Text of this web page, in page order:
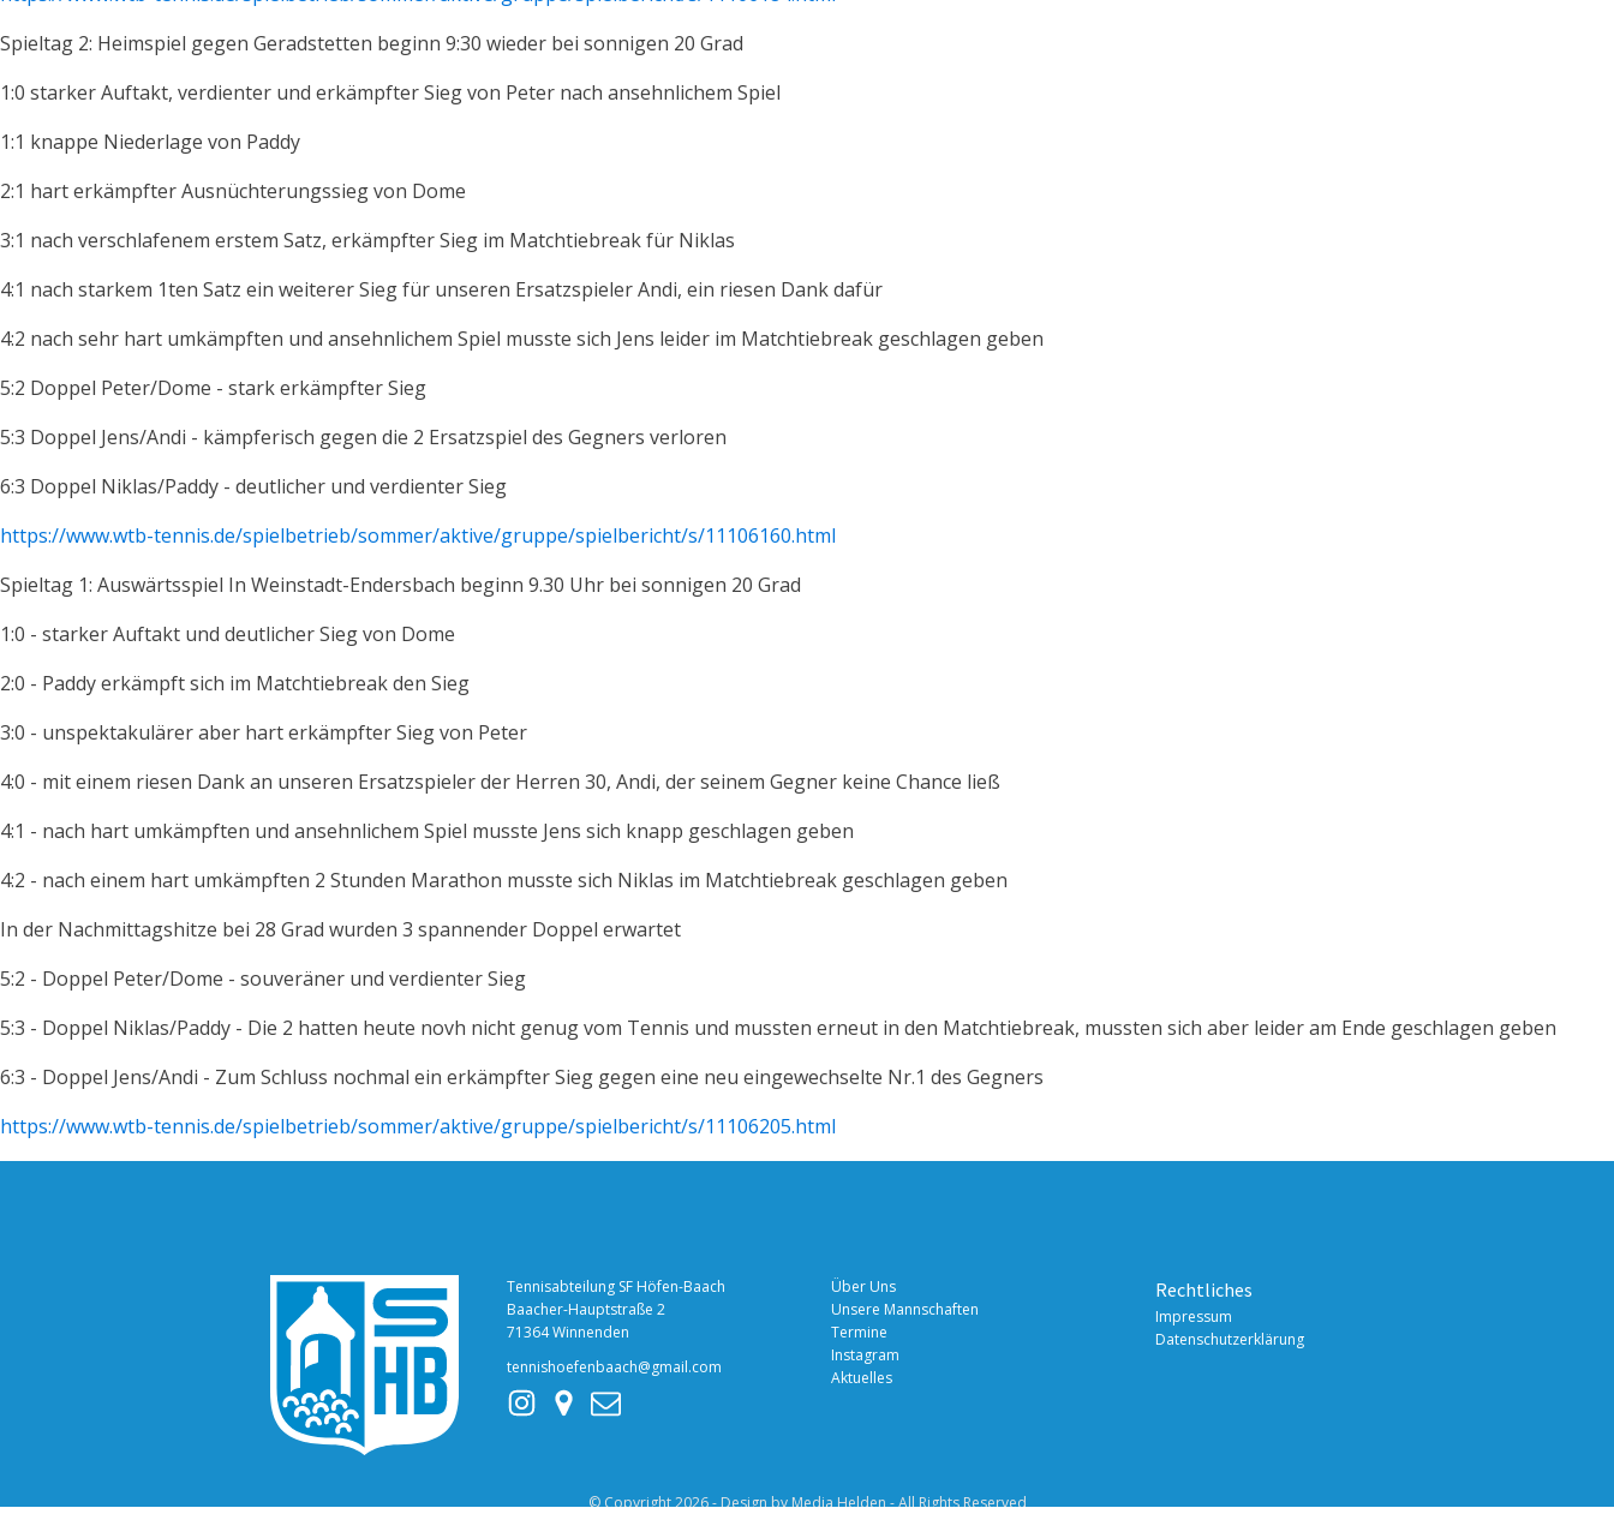
Spieltag 2: Heimspiel gegen Geradstetten beginn 9:30 wieder bei sonnigen 20 Grad
1:0 starker Auftakt, verdienter und erkämpfter Sieg von Peter nach ansehnlichem Spiel
1:1 knappe Niederlage von Paddy
2:1 hart erkämpfter Ausnüchterungssieg von Dome
3:1 nach verschlafenem erstem Satz, erkämpfter Sieg im Matchtiebreak für Niklas
4:1 nach starkem 1ten Satz ein weiterer Sieg für unseren Ersatzspieler Andi, ein riesen Dank dafür
4:2 nach sehr hart umkämpften und ansehnlichem Spiel musste sich Jens leider im Matchtiebreak geschlagen geben
5:2 Doppel Peter/Dome - stark erkämpfter Sieg
5:3 Doppel Jens/Andi - kämpferisch gegen die 2 Ersatzspiel des Gegners verloren
6:3 Doppel Niklas/Paddy - deutlicher und verdienter Sieg
https://www.wtb-tennis.de/spielbetrieb/sommer/aktive/gruppe/spielbericht/s/11106160.html
Spieltag 1: Auswärtsspiel In Weinstadt-Endersbach beginn 9.30 Uhr bei sonnigen 20 Grad
1:0 - starker Auftakt und deutlicher Sieg von Dome
2:0 - Paddy erkämpft sich im Matchtiebreak den Sieg
3:0 - unspektakulärer aber hart erkämpfter Sieg von Peter
4:0 - mit einem riesen Dank an unseren Ersatzspieler der Herren 30, Andi, der seinem Gegner keine Chance ließ
4:1 - nach hart umkämpften und ansehnlichem Spiel musste Jens sich knapp geschlagen geben
4:2 - nach einem hart umkämpften 2 Stunden Marathon musste sich Niklas im Matchtiebreak geschlagen geben
In der Nachmittagshitze bei 28 Grad wurden 3 spannender Doppel erwartet
5:2 - Doppel Peter/Dome - souveräner und verdienter Sieg
5:3 - Doppel Niklas/Paddy - Die 2 hatten heute novh nicht genug vom Tennis und mussten erneut in den Matchtiebreak, mussten sich aber leider am Ende geschlagen geben
6:3 - Doppel Jens/Andi - Zum Schluss nochmal ein erkämpfter Sieg gegen eine neu eingewechselte Nr.1 des Gegners
https://www.wtb-tennis.de/spielbetrieb/sommer/aktive/gruppe/spielbericht/s/11106205.html
Tennisabteilung SF Höfen-Baach
Baacher-Hauptstraße 2
71364 Winnenden
tennishoefenbaach@gmail.com
Über Uns
Unsere Mannschaften
Termine
Instagram
Aktuelles
Rechtliches
Impressum
Datenschutzerklärung
© Copyright 2026 - Design byMedia Helden- All Rights Reserved